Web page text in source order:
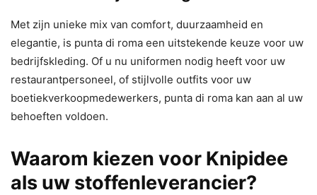
Met zijn unieke mix van comfort, duurzaamheid en
elegantie, is punta di roma een uitstekende keuze voor uw
bedrijfskleding. Of u nu uniformen nodig heeft voor uw
restaurantpersoneel, of stijlvolle outfits voor uw
boetiekverkoopmedewerkers, punta di roma kan aan al uw
behoeften voldoen.
Waarom kiezen voor Knipidee
als uw stoffenleverancier?